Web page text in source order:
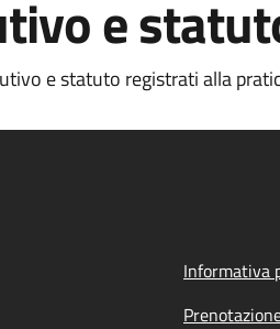
e
e statuto registrati alla
Informativa